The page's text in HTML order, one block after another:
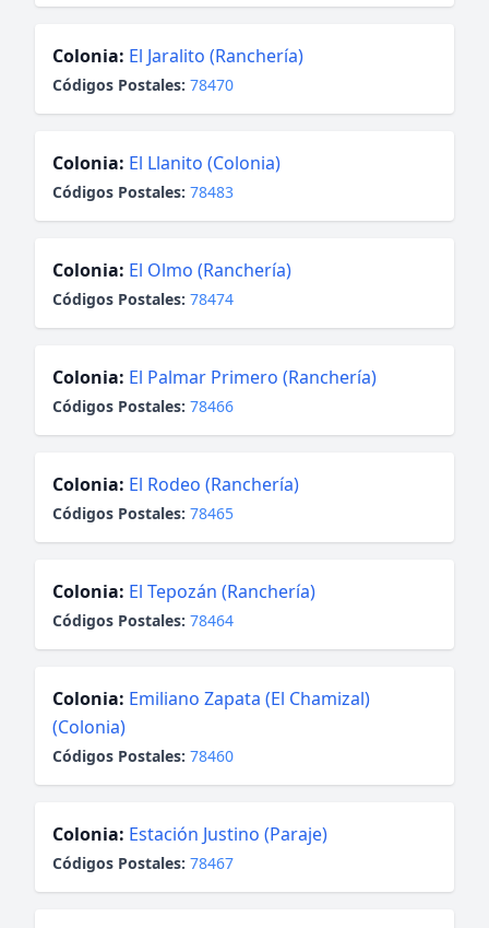
Colonia: El Jaralito (Ranchería)
Códigos Postales: 78470
Colonia: El Llanito (Colonia)
Códigos Postales: 78483
Colonia: El Olmo (Ranchería)
Códigos Postales: 78474
Colonia: El Palmar Primero (Ranchería)
Códigos Postales: 78466
Colonia: El Rodeo (Ranchería)
Códigos Postales: 78465
Colonia: El Tepozán (Ranchería)
Códigos Postales: 78464
Colonia: Emiliano Zapata (El Chamizal)
(Colonia)
Códigos Postales: 78460
Colonia: Estación Justino (Paraje)
Códigos Postales: 78467